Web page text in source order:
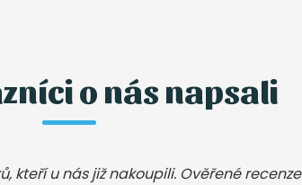
o nás napsali
kteří u nás již nakoupili. Ověřené